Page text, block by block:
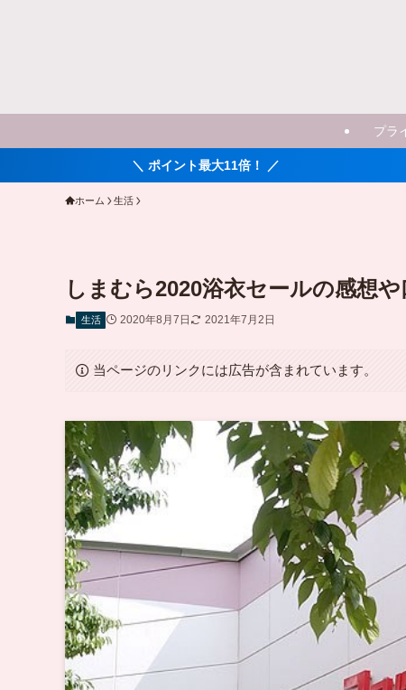
プラ
＼ ポイント最大11倍！ ／
ホーム 生活
しまむら2020浴衣セールの感想
生活 2020年8月7日 2021年7月2日
当ページのリンクには広告が含まれています。